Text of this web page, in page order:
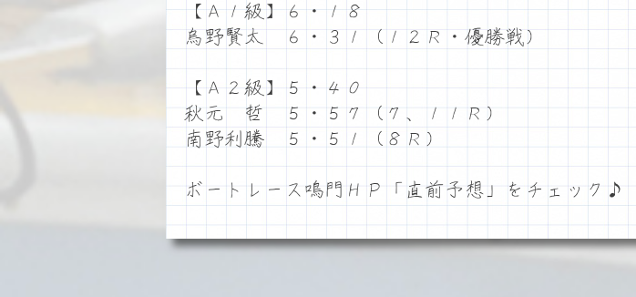
【Ａ１級】６・１８
烏野賢太 ６・３１（１２Ｒ・優勝戦）
【Ａ２級】５・４０
秋元 哲 ５・５７（７、１１Ｒ）
南野利騰 ５・５１（８Ｒ）
ボートレース鳴門ＨＰ「直前予想」をチェック♪